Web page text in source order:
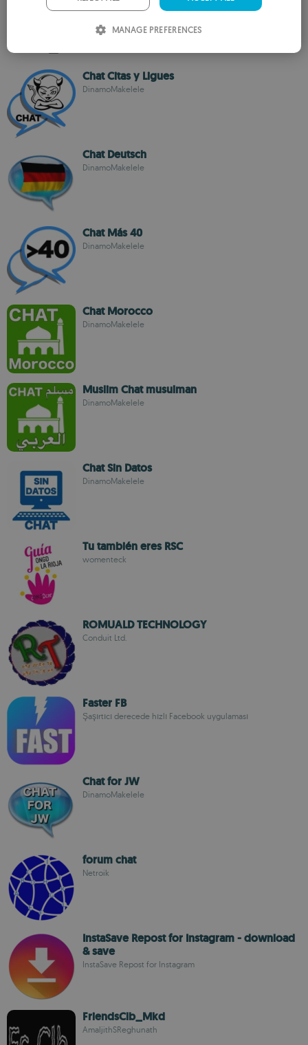
DinamoMakelele
Chat Citas y Ligues
DinamoMakelele
Chat Deutsch
DinamoMakelele
Chat Más 40
DinamoMakelele
Chat Morocco
DinamoMakelele
Muslim Chat musulman
DinamoMakelele
Chat Sin Datos
DinamoMakelele
Tu también eres RSC
womenteck
ROMUALD TECHNOLOGY
Conduit Ltd.
Faster FB
Şaşırtıcı derecede hızlı Facebook uygulaması
Chat for JW
DinamoMakelele
forum chat
Netroik
InstaSave Repost for Instagram - download
& save
InstaSave Repost for Instagram
FriendsClb_Mkd
AmaljithSReghunath
MANAGE PREFERENCES